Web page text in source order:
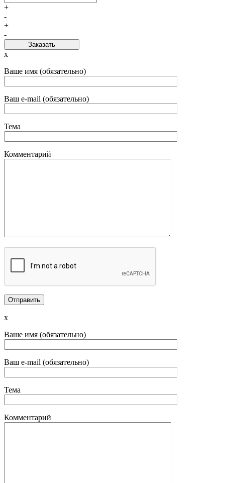
+
-
+
-
Заказать
x
Ваше имя (обязательно)
Ваш e-mail (обязательно)
Тема
Комментарий
x
Ваше имя (обязательно)
Ваш e-mail (обязательно)
Тема
Комментарий